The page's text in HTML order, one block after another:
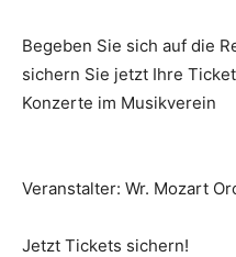
Begeben Sie sich auf die
sichern Sie jetzt Ihre
Konzerte im Musikverein
Veranstalter: Wr. Mozart
Jetzt Tickets sichern!